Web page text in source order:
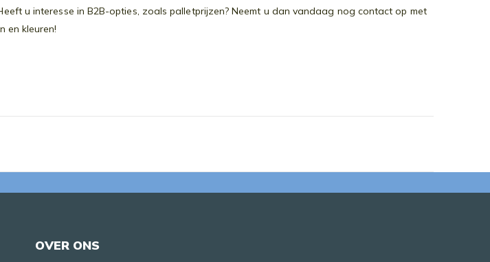
u interesse in B2B-opties, zoals palletprijzen? Neemt u dan vandaag nog contact op met
en kleuren!
OVER ONS